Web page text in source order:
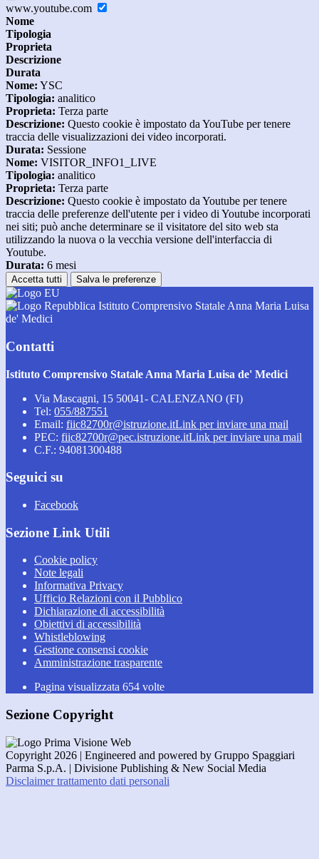
www.youtube.com
Nome
Tipologia
Proprieta
Descrizione
Durata
Nome: YSC
Tipologia: analitico
Proprieta: Terza parte
Descrizione: Questo cookie è impostato da YouTube per tenere
traccia delle visualizzazioni dei video incorporati.
Durata: Sessione
Nome: VISITOR_INFO1_LIVE
Tipologia: analitico
Proprieta: Terza parte
Descrizione: Questo cookie è impostato da Youtube per tenere
traccia delle preferenze dell'utente per i video di Youtube incorporati
nei siti; può anche determinare se il visitatore del sito web sta
utilizzando la nuova o la vecchia versione dell'interfaccia di
Youtube.
Durata: 6 mesi
Accetta tutti Salva le preferenze
Istituto Comprensivo Statale Anna Maria Luisa
de' Medici
Contatti
Istituto Comprensivo Statale Anna Maria Luisa de' Medici
Via Mascagni, 15 50041- CALENZANO (FI)
Tel: 055/887551
Email: fiic82700r@istruzione.itLink per inviare una mail
PEC: fiic82700r@pec.istruzione.itLink per inviare una mail
C.F.: 94081300488
Seguici su
Facebook
Sezione Link Utili
Cookie policy
Note legali
Informativa Privacy
Ufficio Relazioni con il Pubblico
Dichiarazione di accessibilità
Obiettivi di accessibilità
Whistleblowing
Gestione consensi cookie
Amministrazione trasparente
Pagina visualizzata 654 volte
Sezione Copyright
Copyright 2026 | Engineered and powered by Gruppo Spaggiari
Parma S.p.A. | Divisione Publishing & New Social Media
Disclaimer trattamento dati personali